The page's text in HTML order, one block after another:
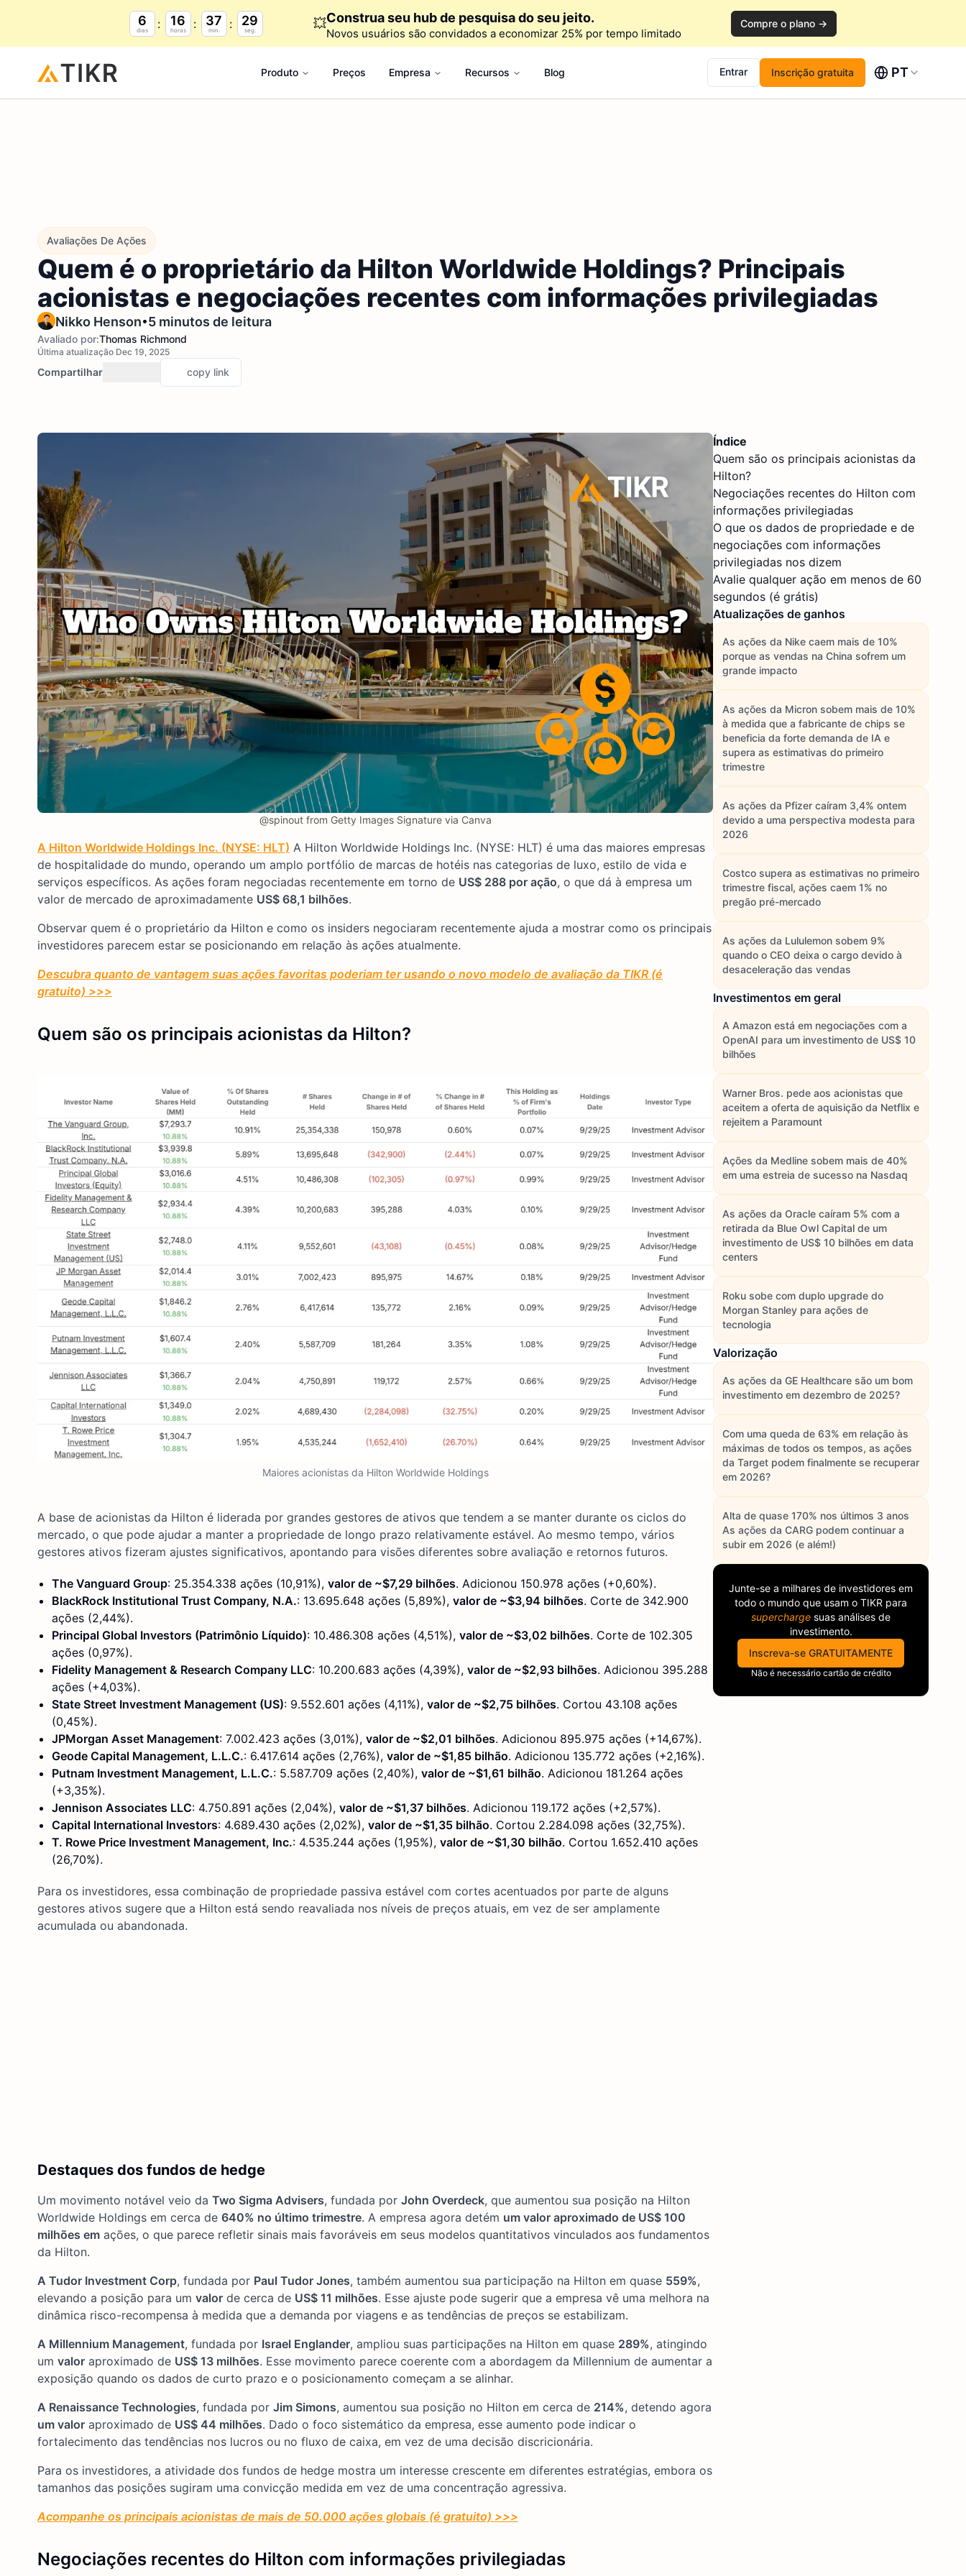
6
dias
16
horas
37
min.
28
seg. 💥Construa seu hub de pesquisa do seu jeito.
Novos usuários são convidados a economizar 25% por tempo limitado
Compre o plano →
Produto Preços Empresa Recursos Blog Entrar Inscrição gratuita PT
Avaliações De Ações
Quem é o proprietário da Hilton Worldwide Holdings? Principais
acionistas e negociações recentes com informações privilegiadas
Nikko Henson•5 minutos de leitura
Avaliado por:Thomas Richmond
Última atualização Dec 19, 2025
Compartilhar copy link
@spinout from Getty Images Signature via Canva
A Hilton Worldwide Holdings Inc. (NYSE: HLT) A Hilton Worldwide Holdings Inc. (NYSE: HLT) é uma das maiores empresas
de hospitalidade do mundo, operando um amplo portfólio de marcas de hotéis nas categorias de luxo, estilo de vida e
serviços específicos. As ações foram negociadas recentemente em torno de US$ 288 por ação, o que dá à empresa um
valor de mercado de aproximadamente US$ 68,1 bilhões.
Observar quem é o proprietário da Hilton e como os insiders negociaram recentemente ajuda a mostrar como os principais
investidores parecem estar se posicionando em relação às ações atualmente.
Descubra quanto de vantagem suas ações favoritas poderiam ter usando o novo modelo de avaliação da TIKR (é
gratuito) >>>
Quem são os principais acionistas da Hilton?
Maiores acionistas da Hilton Worldwide Holdings
A base de acionistas da Hilton é liderada por grandes gestores de ativos que tendem a se manter durante os ciclos do
mercado, o que pode ajudar a manter a propriedade de longo prazo relativamente estável. Ao mesmo tempo, vários
gestores ativos fizeram ajustes significativos, apontando para visões diferentes sobre avaliação e retornos futuros.
The Vanguard Group: 25.354.338 ações (10,91%), valor de ~$7,29 bilhões. Adicionou 150.978 ações (+0,60%).
BlackRock Institutional Trust Company, N.A.: 13.695.648 ações (5,89%), valor de ~$3,94 bilhões. Corte de 342.900
ações (2,44%).
Principal Global Investors (Patrimônio Líquido): 10.486.308 ações (4,51%), valor de ~$3,02 bilhões. Corte de 102.305
ações (0,97%).
Fidelity Management & Research Company LLC: 10.200.683 ações (4,39%), valor de ~$2,93 bilhões. Adicionou 395.288
ações (+4,03%).
State Street Investment Management (US): 9.552.601 ações (4,11%), valor de ~$2,75 bilhões. Cortou 43.108 ações
(0,45%).
JPMorgan Asset Management: 7.002.423 ações (3,01%), valor de ~$2,01 bilhões. Adicionou 895.975 ações (+14,67%).
Geode Capital Management, L.L.C.: 6.417.614 ações (2,76%), valor de ~$1,85 bilhão. Adicionou 135.772 ações (+2,16%).
Putnam Investment Management, L.L.C.: 5.587.709 ações (2,40%), valor de ~$1,61 bilhão. Adicionou 181.264 ações
(+3,35%).
Jennison Associates LLC: 4.750.891 ações (2,04%), valor de ~$1,37 bilhões. Adicionou 119.172 ações (+2,57%).
Capital International Investors: 4.689.430 ações (2,02%), valor de ~$1,35 bilhão. Cortou 2.284.098 ações (32,75%).
T. Rowe Price Investment Management, Inc.: 4.535.244 ações (1,95%), valor de ~$1,30 bilhão. Cortou 1.652.410 ações
(26,70%).
Para os investidores, essa combinação de propriedade passiva estável com cortes acentuados por parte de alguns
gestores ativos sugere que a Hilton está sendo reavaliada nos níveis de preços atuais, em vez de ser amplamente
acumulada ou abandonada.
Destaques dos fundos de hedge
Um movimento notável veio da Two Sigma Advisers, fundada por John Overdeck, que aumentou sua posição na Hilton
Worldwide Holdings em cerca de 640% no último trimestre. A empresa agora detém um valor aproximado de US$ 100
milhões em ações, o que parece refletir sinais mais favoráveis em seus modelos quantitativos vinculados aos fundamentos
da Hilton.
A Tudor Investment Corp, fundada por Paul Tudor Jones, também aumentou sua participação na Hilton em quase 559%,
elevando a posição para um valor de cerca de US$ 11 milhões. Esse ajuste pode sugerir que a empresa vê uma melhora na
dinâmica risco-recompensa à medida que a demanda por viagens e as tendências de preços se estabilizam.
A Millennium Management, fundada por Israel Englander, ampliou suas participações na Hilton em quase 289%, atingindo
um valor aproximado de US$ 13 milhões. Esse movimento parece coerente com a abordagem da Millennium de aumentar a
exposição quando os dados de curto prazo e o posicionamento começam a se alinhar.
A Renaissance Technologies, fundada por Jim Simons, aumentou sua posição no Hilton em cerca de 214%, detendo agora
um valor aproximado de US$ 44 milhões. Dado o foco sistemático da empresa, esse aumento pode indicar o
fortalecimento das tendências nos lucros ou no fluxo de caixa, em vez de uma decisão discricionária.
Para os investidores, a atividade dos fundos de hedge mostra um interesse crescente em diferentes estratégias, embora os
tamanhos das posições sugiram uma convicção medida em vez de uma concentração agressiva.
Acompanhe os principais acionistas de mais de 50.000 ações globais (é gratuito) >>>
Negociações recentes do Hilton com informações privilegiadas
Índice
Quem são os principais acionistas da
Hilton?
Negociações recentes do Hilton com
informações privilegiadas
O que os dados de propriedade e de
negociações com informações
privilegiadas nos dizem
Avalie qualquer ação em menos de 60
segundos (é grátis)
Atualizações de ganhos
As ações da Nike caem mais de 10%
porque as vendas na China sofrem um
grande impacto
As ações da Micron sobem mais de 10%
à medida que a fabricante de chips se
beneficia da forte demanda de IA e
supera as estimativas do primeiro
trimestre
As ações da Pfizer caíram 3,4% ontem
devido a uma perspectiva modesta para
2026
Costco supera as estimativas no primeiro
trimestre fiscal, ações caem 1% no
pregão pré-mercado
As ações da Lululemon sobem 9%
quando o CEO deixa o cargo devido à
desaceleração das vendas
Investimentos em geral
A Amazon está em negociações com a
OpenAI para um investimento de US$ 10
bilhões
Warner Bros. pede aos acionistas que
aceitem a oferta de aquisição da Netflix e
rejeitem a Paramount
Ações da Medline sobem mais de 40%
em uma estreia de sucesso na Nasdaq
As ações da Oracle caíram 5% com a
retirada da Blue Owl Capital de um
investimento de US$ 10 bilhões em data
centers
Roku sobe com duplo upgrade do
Morgan Stanley para ações de
tecnologia
Valorização
As ações da GE Healthcare são um bom
investimento em dezembro de 2025?
Com uma queda de 63% em relação às
máximas de todos os tempos, as ações
da Target podem finalmente se recuperar
em 2026?
Alta de quase 170% nos últimos 3 anos
As ações da CARG podem continuar a
subir em 2026 (e além!)
Junte-se a milhares de investidores em
todo o mundo que usam o TIKR para
supercharge suas análises de
investimento.
Inscreva-se GRATUITAMENTE
Não é necessário cartão de crédito